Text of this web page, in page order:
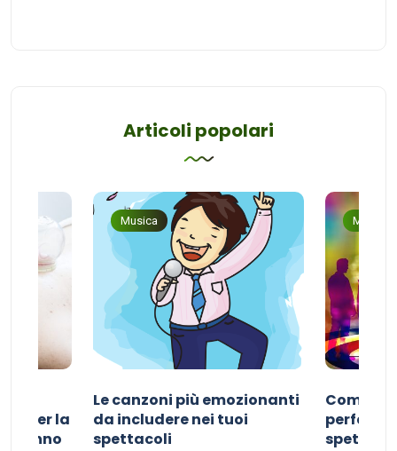
Articoli popolari
per la
sonno
Musica
Le canzoni più emozionanti
da includere nei tuoi
spettacoli
Musica
Come
perfetta